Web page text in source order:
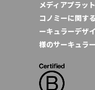
メディアプラッ
コノミーに関す
ーキュラーデザ
様のサーキュラ